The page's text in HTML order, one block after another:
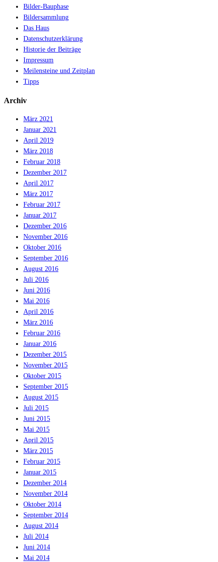
Bilder-Bauphase
Bildersammlung
Das Haus
Datenschutzerklärung
Historie der Beiträge
Impressum
Meilensteine und Zeitplan
Tipps
Archiv
März 2021
Januar 2021
April 2019
März 2018
Februar 2018
Dezember 2017
April 2017
März 2017
Februar 2017
Januar 2017
Dezember 2016
November 2016
Oktober 2016
September 2016
August 2016
Juli 2016
Juni 2016
Mai 2016
April 2016
März 2016
Februar 2016
Januar 2016
Dezember 2015
November 2015
Oktober 2015
September 2015
August 2015
Juli 2015
Juni 2015
Mai 2015
April 2015
März 2015
Februar 2015
Januar 2015
Dezember 2014
November 2014
Oktober 2014
September 2014
August 2014
Juli 2014
Juni 2014
Mai 2014